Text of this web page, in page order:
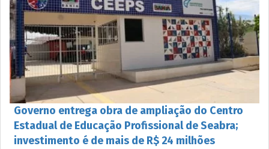
Governo entrega obra de ampliação do Centro
Estadual de Educação Profissional de Seabra;
investimento é de mais de R$ 24 milhões